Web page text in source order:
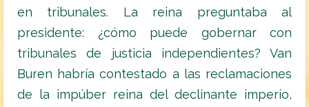
en tribunales. La reina preguntaba al
presidente: ¿cómo puede gobernar con
tribunales de justicia independientes? Van
Buren habría contestado a las reclamaciones
de la impúber reina del declinante imperio,